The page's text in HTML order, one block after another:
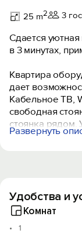
25 m2 3
Сдается
в 3 минутах,
Квартира
дает
Кабельное ТВ,
свободная
стоянка рядом.
Круглосуточно
балкончике и
Развернуть
Удобства и
Комнат
1